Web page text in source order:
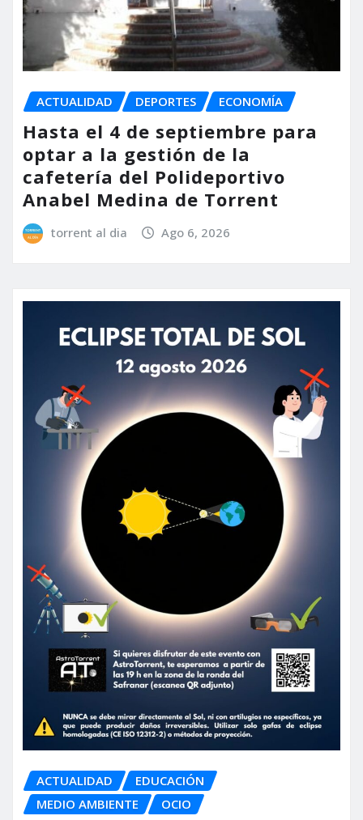
ACTUALIDAD DEPORTES ECONOMÍA
Hasta el 4 de septiembre para
optar a la gestión de la
cafetería del Polideportivo
Anabel Medina de Torrent
torrent al dia Ago 6, 2026
ACTUALIDAD
EDUCACIÓN
MEDIO AMBIENTE
OCIO